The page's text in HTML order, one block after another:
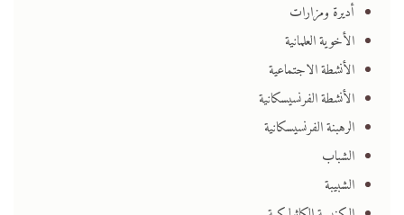
أديرة ومزارات
الأخوية العلمانية
الأنشطة الاجتماعية
الأنشطة الفرنسيسكانية
الرهبنة الفرنسيسكانية
الشباب
الشبيبة